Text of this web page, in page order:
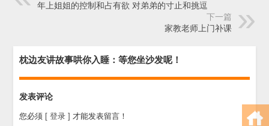
年上姐姐的控制和占有欲 对弟弟的寸止和挑逗
下一篇
家教老师上门补课
枕边友讲故事哄你入睡：等您坐沙发呢！
发表评论
您必须 [ 登录 ] 才能发表留言！